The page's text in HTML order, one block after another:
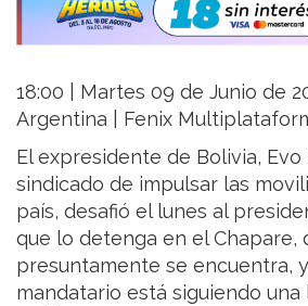
18:00 | Martes 09 de Junio de
Argentina | Fenix
El expresidente de Bolivia, Evo
sindicado de impulsar las
país, desafió el lunes al
que lo detenga en el Chapare,
presuntamente se encuentra,
mandatario está siguiendo una